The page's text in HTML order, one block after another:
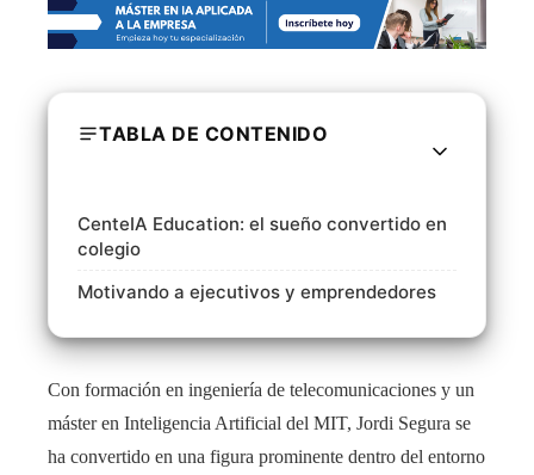
TABLA DE CONTENIDO
CenteIA Education: el sueño convertido en
colegio
Motivando a ejecutivos y emprendedores
Con formación en ingeniería de telecomunicaciones y un
máster en Inteligencia Artificial del MIT, Jordi Segura se
ha convertido en una figura prominente dentro del entorno